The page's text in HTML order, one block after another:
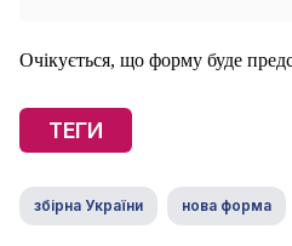
Очікується, що форму буде
ТЕГИ
збірна України нова форма